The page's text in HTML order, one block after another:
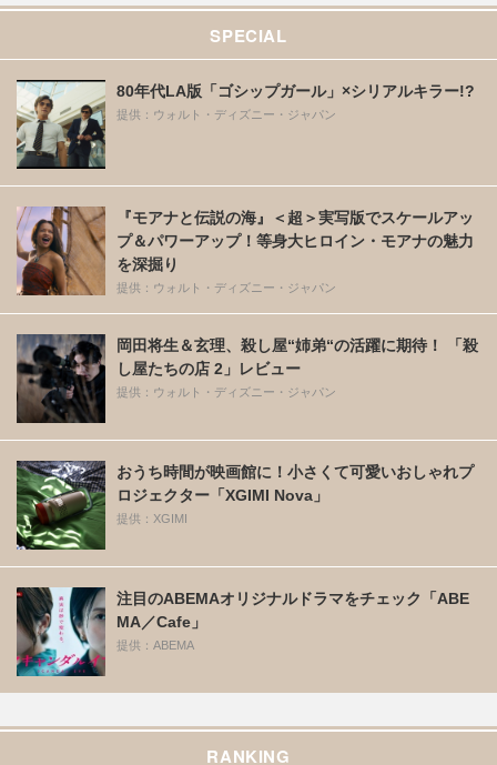
SPECIAL
80年代LA版「ゴシップガール」×シリアルキラー!?
提供：ウォルト・ディズニー・ジャパン
『モアナと伝説の海』＜超＞実写版でスケールアッ
プ＆パワーアップ！等身大ヒロイン・モアナの魅力
を深掘り
提供：ウォルト・ディズニー・ジャパン
岡田将生＆玄理、殺し屋“姉弟“の活躍に期待！ 「殺
し屋たちの店 2」レビュー
提供：ウォルト・ディズニー・ジャパン
おうち時間が映画館に！小さくて可愛いおしゃれプ
ロジェクター「XGIMI Nova」
提供：XGIMI
注目のABEMAオリジナルドラマをチェック「ABE
MA／Cafe」
提供：ABEMA
RANKING